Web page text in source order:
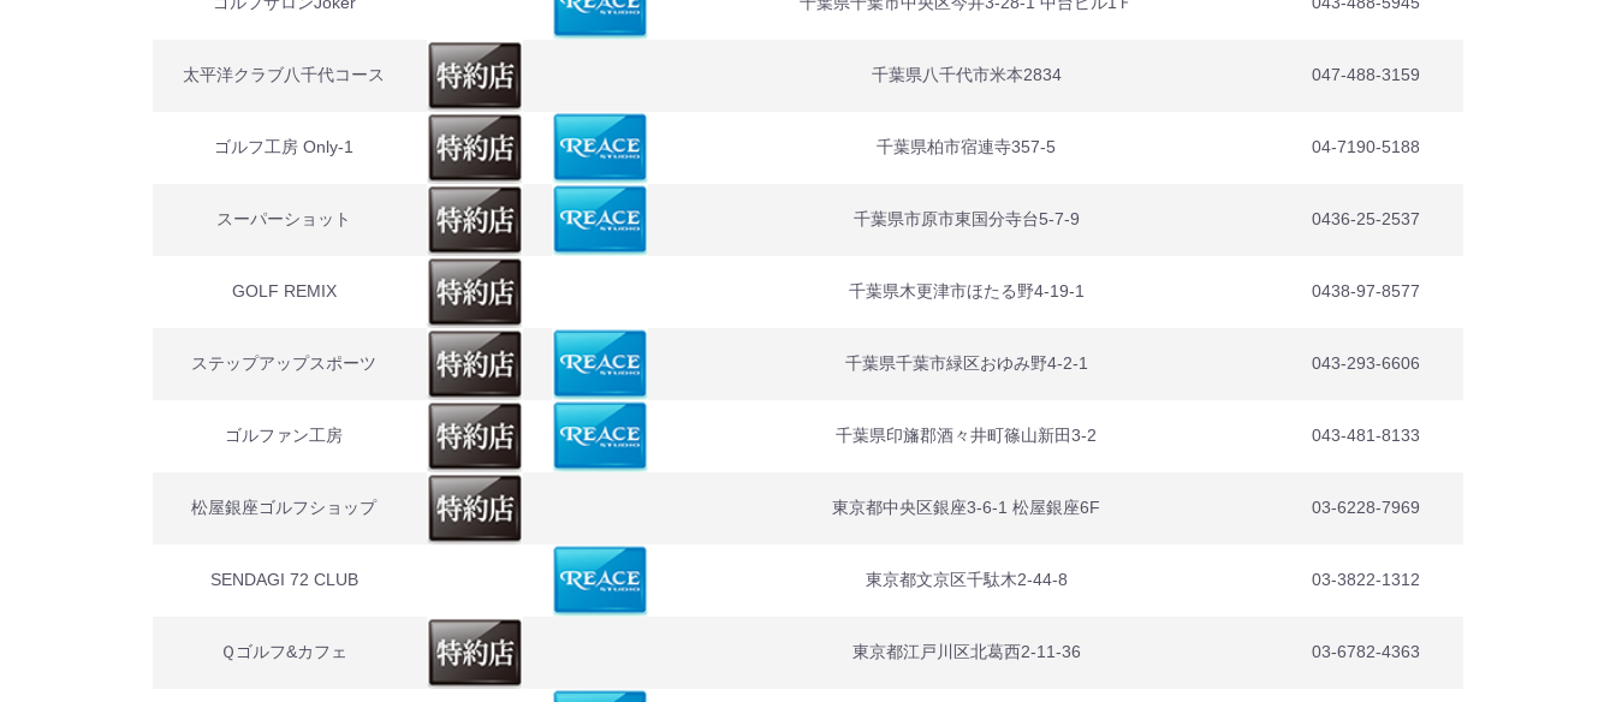
太平洋クラブ八千代コース 千葉県八千代市米本2834 047-488-3159
ゴルフ工房 Only-1 千葉県柏市宿連寺357-5 04-7190-5188
スーパーショット 千葉県市原市東国分寺台5-7-9 0436-25-2537
GOLF REMIX 千葉県木更津市ほたる野4-19-1 0438-97-8577
ステップアップスポーツ 千葉県千葉市緑区おゆみ野4-2-1 043-293-6606
ゴルファン工房 千葉県印旛郡酒々井町篠山新田3-2 043-481-8133
松屋銀座ゴルフショップ 東京都中央区銀座3-6-1 松屋銀座6F 03-6228-7969
SENDAGI 72 CLUB 東京都文京区千駄木2-44-8 03-3822-1312
Ｑゴルフ&カフェ 東京都江戸川区北葛西2-11-36 03-6782-4363